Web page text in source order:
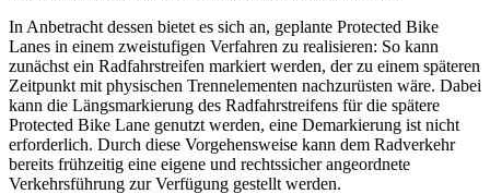
In Anbetracht dessen bietet es sich an, geplante Protected Bike
Lanes in einem zweistufigen Verfahren zu realisieren: So kann
zunächst ein Radfahrstreifen markiert werden, der zu einem späteren
Zeitpunkt mit physischen Trennelementen nachzurüsten wäre. Dabei
kann die Längsmarkierung des Radfahrstreifens für die spätere
Protected Bike Lane genutzt werden, eine Demarkierung ist nicht
erforderlich. Durch diese Vorgehensweise kann dem Radverkehr
bereits frühzeitig eine eigene und rechtssicher angeordnete
Verkehrsführung zur Verfügung gestellt werden.